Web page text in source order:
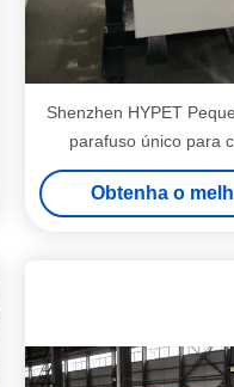
Shenzhen HYPET
parafuso único para
produção de linhas
Obtenha o